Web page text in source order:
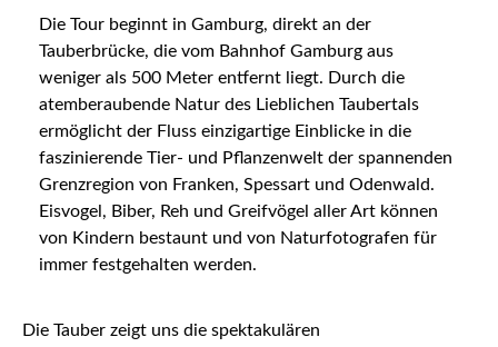
Die Tour beginnt in Gamburg, direkt an der
Tauberbrücke, die vom Bahnhof Gamburg aus
weniger als 500 Meter entfernt liegt. Durch die
atemberaubende Natur des Lieblichen Taubertals
ermöglicht der Fluss einzigartige Einblicke in die
faszinierende Tier- und Pflanzenwelt der spannenden
Grenzregion von Franken, Spessart und Odenwald.
Eisvogel, Biber, Reh und Greifvögel aller Art können
von Kindern bestaunt und von Naturfotografen für
immer festgehalten werden.
Die Tauber zeigt uns die spektakulären